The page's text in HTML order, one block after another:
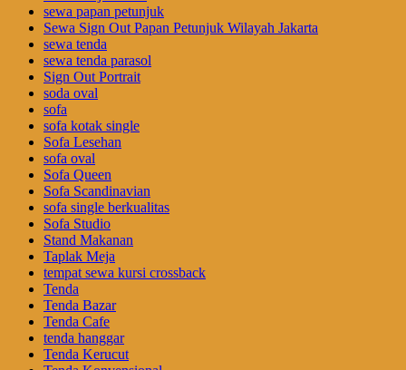
sewa papan petunjuk
Sewa Sign Out Papan Petunjuk Wilayah Jakarta
sewa tenda
sewa tenda parasol
Sign Out Portrait
soda oval
sofa
sofa kotak single
Sofa Lesehan
sofa oval
Sofa Queen
Sofa Scandinavian
sofa single berkualitas
Sofa Studio
Stand Makanan
Taplak Meja
tempat sewa kursi crossback
Tenda
Tenda Bazar
Tenda Cafe
tenda hanggar
Tenda Kerucut